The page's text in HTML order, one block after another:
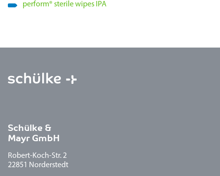
perform® sterile wipes IPA
Schülke &
Mayr GmbH
Robert-Koch-Str. 2
22851 Norderstedt